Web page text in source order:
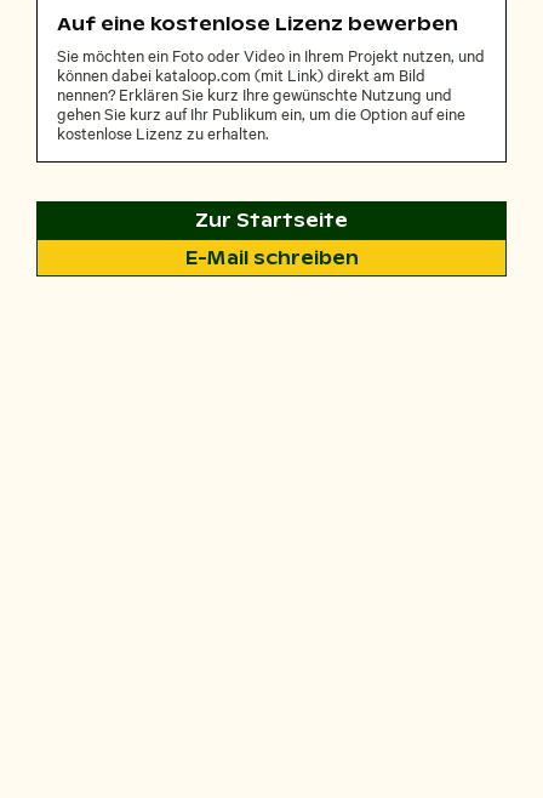
Auf eine kostenlose Lizenz bewerben
Sie möchten ein Foto oder Video in Ihrem Projekt nutzen, und
können dabei kataloop.com (mit Link) direkt am Bild
nennen? Erklären Sie kurz Ihre gewünschte Nutzung und
gehen Sie kurz auf Ihr Publikum ein, um die Option auf eine
kostenlose Lizenz zu erhalten.
Zur Startseite
E-Mail schreiben